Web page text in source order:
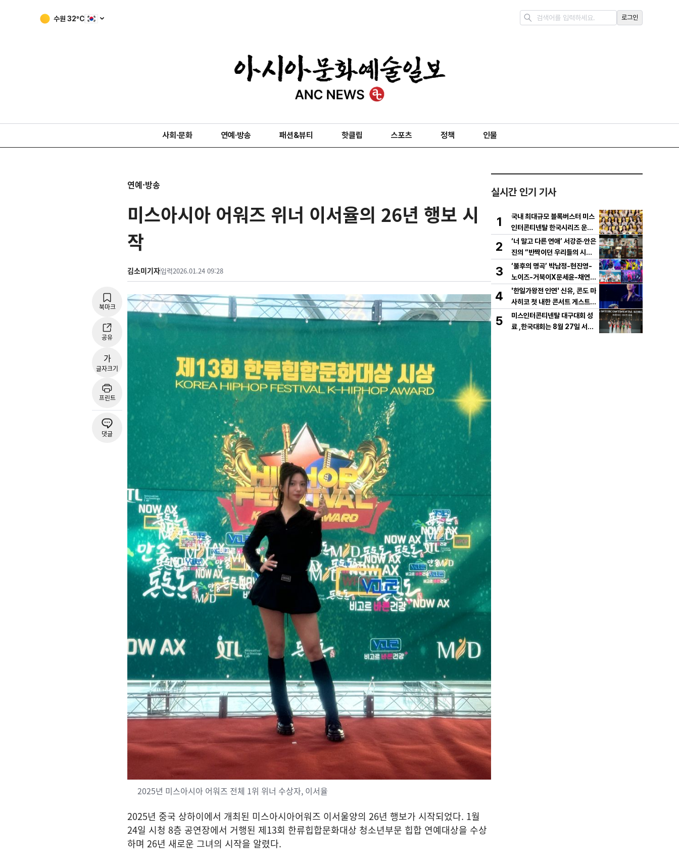
수원 32ºC 로그인
사회·문화 연예·방송 패션&뷰티 핫클립 스포츠 정책 인물
연예·방송
미스아시아 어워즈 위너 이서율의 26년 행보 시
작
김소미기자입력2026.01.24 09:28
북마크
공유
가
글자크기
프린트
댓글
2025년 미스아시아 어워즈 전체 1위 위너 수상자, 이서율
2025년 중국 상하이에서 개최된 미스아시아어워즈 이서울양의 26년 행보가 시작되었다. 1월
24일 시청 8층 공연장에서 거행된 제13회 한류힙합문화대상 청소년부문 힙합 연예대상을 수상
하며 26년 새로운 그녀의 시작을 알렸다.
실시간 인기 기사
1
국내 최대규모 블록버스터 미스
인터콘티넨탈 한국시리즈 운용
개시!
2
‘너 말고 다른 연애’ 서강준·안은
진의 “반짝이던 우리들의 시간”
10년 사랑 서사 드러났다! 1차
설렘 티저 영상 공개!
3
‘불후의 명곡’ 박남정-현진영-
노이즈-거북이X문세윤-채연,
이번엔 댄스 배틀이다! X세대
댄스 레전드 총출동! 댄스 본능
깨운다!
4
'한일가왕전 인연' 신유, 콘도 마
사히코 첫 내한 콘서트 게스트
지원사격! 깜짝 듀엣 '감동'
5
미스인터콘티넨탈 대구대회 성
료 ,한국대회는 8월 27일 서울